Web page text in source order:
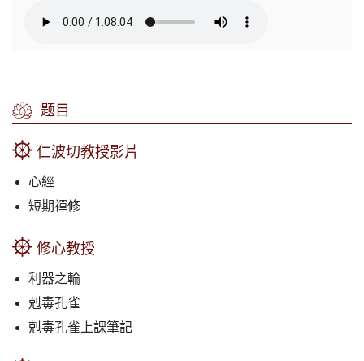
题目
仁波切教授影片
心經
短期禪修
修心教授
利器之輪
剋毒孔雀
剋毒孔雀上課筆記